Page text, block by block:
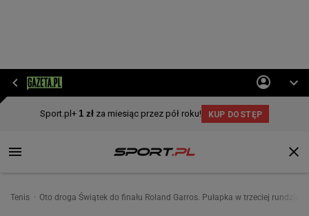
Tenis Oto droga Świątek do finału Roland Garros. Pułapka w trzeciej rundzie